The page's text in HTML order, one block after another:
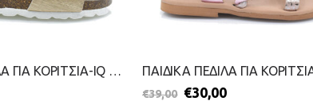
ΠΑΙΔΙΚΑ ΠΕΔΙΛΑ ΓΙΑ ΚΟΡΙΤΣΙΑ-IQ KIDS-2199-0330-ΧΡΥΣΟ
€39,00 €30,00